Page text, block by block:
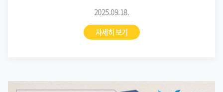
2025.09.18.
자세히 보기